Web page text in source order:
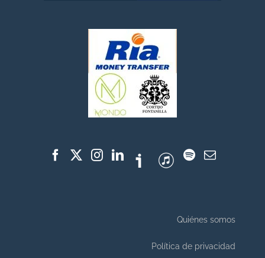
Quiénes somos
Política de privacidad